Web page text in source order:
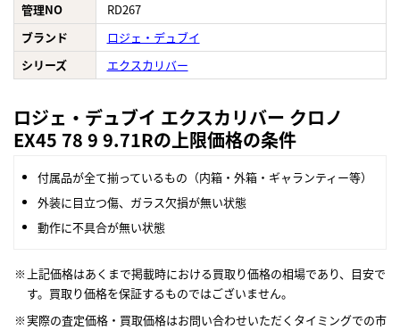
管理NO
RD267
ブランド
ロジェ・デュブイ
シリーズ
エクスカリバー
ロジェ・デュブイ エクスカリバー クロノ
EX45 78 9 9.71Rの上限価格の条件
付属品が全て揃っているもの（内箱・外箱・ギャランティー等）
外装に目立つ傷、ガラス欠損が無い状態
動作に不具合が無い状態
上記価格はあくまで掲載時における買取り価格の相場であり、目安で
す。買取り価格を保証するものではございません。
実際の査定価格・買取価格はお問い合わせいただくタイミングでの市